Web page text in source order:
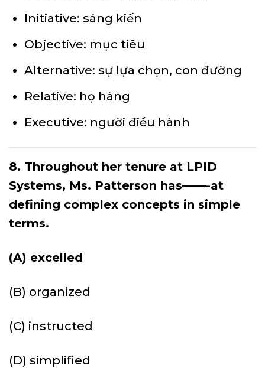
Initiative: sáng kiến
Objective: mục tiêu
Alternative: sự lựa chọn, con đường
Relative: họ hàng
Executive: người điều hành
8. Throughout her tenure at LPID
Systems, Ms. Patterson has——-at
defining complex concepts in simple
terms.
(A) excelled
(B) organized
(C) instructed
(D) simplified